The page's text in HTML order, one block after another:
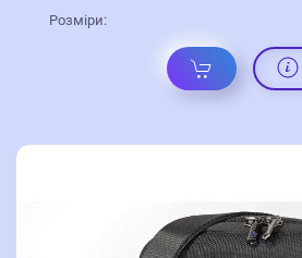
Розміри: